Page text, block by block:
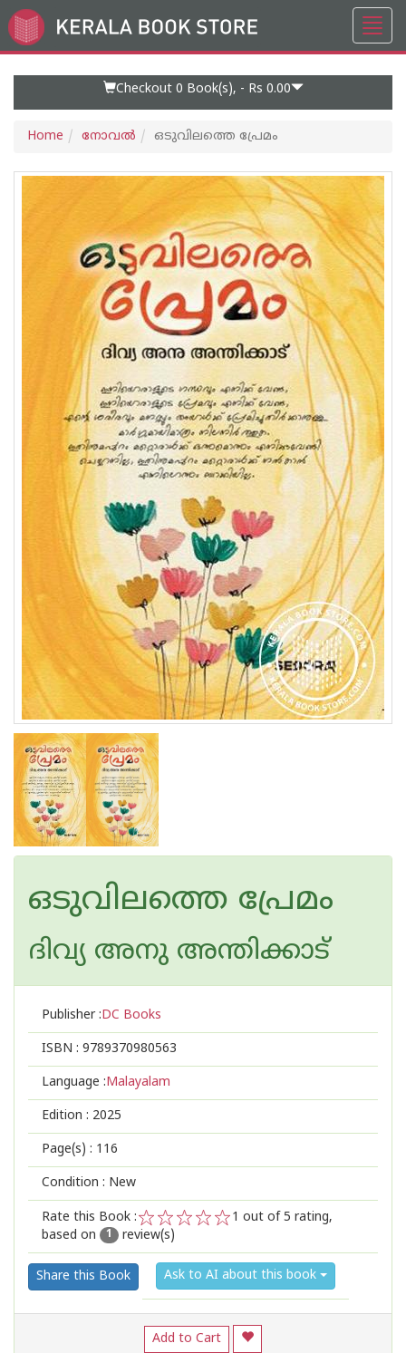
Go
to
Checkout 0 Book(s), - Rs 0.00
Home നോവല്‍ ഒടുവിലത്തെ പ്രേമം
ഒടുവിലത്തെ പ്രേമം
ദിവ്യ അനു അന്തിക്കാട്
Publisher :DC Books
ISBN : 9789370980563
Language :Malayalam
Edition : 2025
Page(s) : 116
Condition : New
Rate this Book :
2
1
1 out of 5 rating,
based on
1 review(s)
Share this Book Ask to AI about this book
Add to Cart